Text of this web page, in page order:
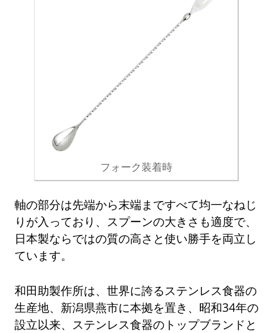
フォーク装着時
軸の部分は先端から末端まですべて均一なねじ
りが入っており、スプーンの大きさも適度で、
日本製ならではの質の高さと使い勝手を両立し
ています。
和田助製作所は、世界に誇るステンレス食器の
生産地、新潟県燕市に本拠を置き、昭和34年の
設立以来、ステンレス食器のトップブランドと